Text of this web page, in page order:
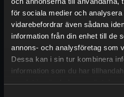
för sociala medier och
vidarebefordrar även sådana
information från din enhet till de
annons- och analysföretag som
Dessa kan i sin tur kombinera
information som du har
samlat in när du har använt
kommande
äventyret står i centrum.
inga tydliga besked om
implementeras.